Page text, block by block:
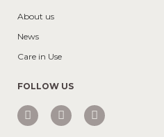
About us
News
Care in Use
FOLLOW US